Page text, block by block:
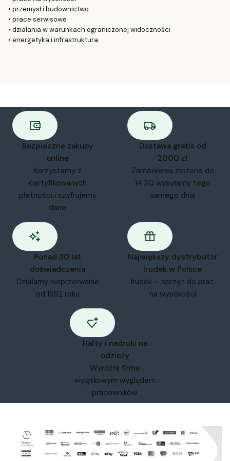
• przemysł i budownictwo
• prace serwisowe
• działania w warunkach ograniczonej widoczności
• energetyka i infrastruktura
Bezpieczne zakupy
online
Korzystamy z
certyfikowanych
płatności i szyfrujemy
dane
Dostawa gratis od
2000 zł
Zamówienia złożone do
14:30 wysyłamy tego
samego dnia
Ponad 30 lat
doświadczenia
Działamy nieprzerwanie
od 1992 roku
Największy dystrybutor
Irudek w Polsce
Irudek – sprzęt do prac
na wysokości
Hafty i nadruki na
odzieży
Wyróżnij firmę
wyjątkowym wyglądem
pracowników.